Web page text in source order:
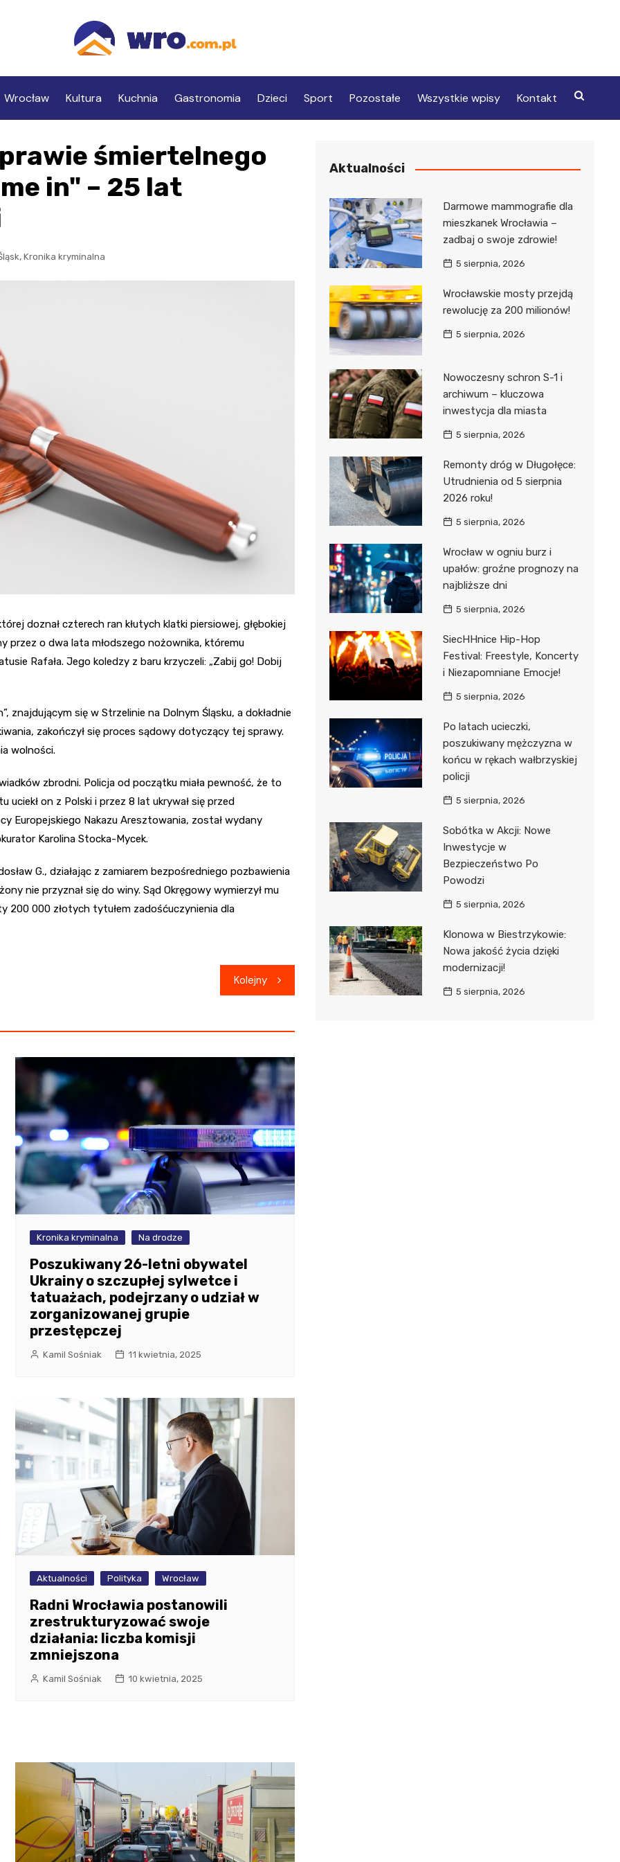
Wrocław Kultura Kuchnia Gastronomia Dzieci Sport Pozostałe Wszystkie wpisy Kontakt
śmiertelnego
in" – 25 lat
, Kronika kryminalna
doznał czterech ran kłutych klatki piersiowej, głębokiej
przez o dwa lata młodszego nożownika, któremu
Rafała. Jego koledzy z baru krzyczeli: „Zabij go! Dobij
znajdującym się w Strzelinie na Dolnym Śląsku, a dokładnie
zakończył się proces sądowy dotyczący tej sprawy.
wolności.
zbrodni. Policja od początku miała pewność, że to
uciekł on z Polski i przez 8 lat ukrywał się przed
Europejskiego Nakazu Aresztowania, został wydany
Karolina Stocka-Mycek.
G., działając z zamiarem bezpośredniego pozbawienia
nie przyznał się do winy. Sąd Okręgowy wymierzył mu
200 000 złotych tytułem zadośćuczynienia dla
Kolejny
Kronika kryminalna Na drodze
Poszukiwany 26-letni obywatel
Ukrainy o szczupłej sylwetce i
tatuażach, podejrzany o udział w
zorganizowanej grupie
przestępczej
Kamil Sośniak 11 kwietnia, 2025
Aktualności Polityka Wrocław
Radni Wrocławia postanowili
zrestrukturyzować swoje
działania: liczba komisji
zmniejszona
Kamil Sośniak 10 kwietnia, 2025
Aktualności
Darmowe mammografie dla
mieszkanek Wrocławia –
zadbaj o swoje zdrowie!
5 sierpnia, 2026
Wrocławskie mosty przejdą
rewolucję za 200 milionów!
5 sierpnia, 2026
Nowoczesny schron S-1 i
archiwum – kluczowa
inwestycja dla miasta
5 sierpnia, 2026
Remonty dróg w Długołęce:
Utrudnienia od 5 sierpnia
2026 roku!
5 sierpnia, 2026
Wrocław w ogniu burz i
upałów: groźne prognozy na
najbliższe dni
5 sierpnia, 2026
SiecHHnice Hip-Hop
Festival: Freestyle, Koncerty
i Niezapomniane Emocje!
5 sierpnia, 2026
Po latach ucieczki,
poszukiwany mężczyzna w
końcu w rękach wałbrzyskiej
policji
5 sierpnia, 2026
Sobótka w Akcji: Nowe
Inwestycje w
Bezpieczeństwo Po
Powodzi
5 sierpnia, 2026
Klonowa w Biestrzykowie:
Nowa jakość życia dzięki
modernizacji!
5 sierpnia, 2026